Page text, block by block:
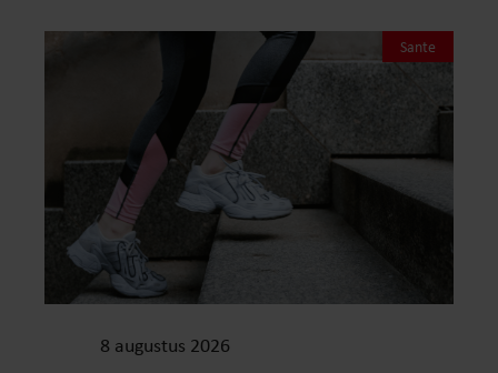
Sante
8 augustus 2026